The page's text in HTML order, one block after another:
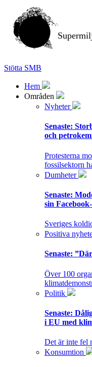
Stötta SMB
Hem
Områden
Nyheter
Senaste:
och
Protesterna
fossilsektorn
Dumheter
Senaste:
sin
Sveriges
Positiva
Senaste:
Över 100
Politik
Senaste:
i EU med
Det är inte fel
Konsumtion